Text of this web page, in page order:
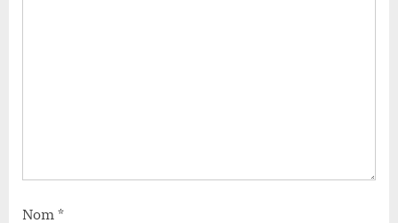
Nom *